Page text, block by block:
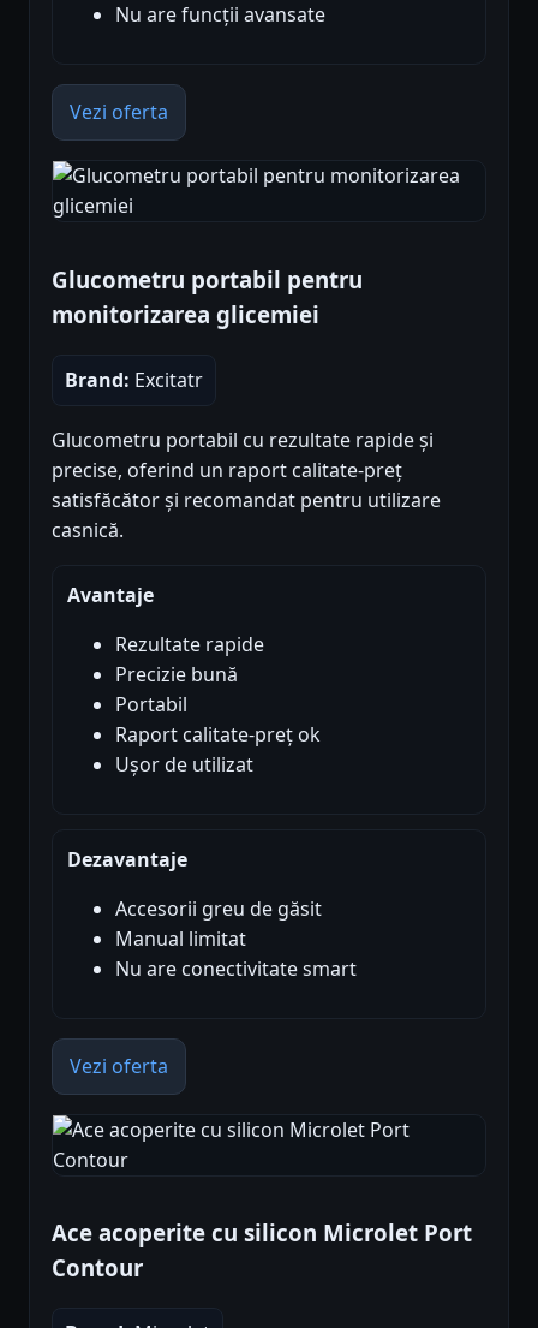
Nu are funcții avansate
Vezi oferta
Glucometru portabil pentru
monitorizarea glicemiei
Brand: Excitatr
Glucometru portabil cu rezultate rapide și
precise, oferind un raport calitate-preț
satisfăcător și recomandat pentru utilizare
casnică.
Avantaje
Rezultate rapide
Precizie bună
Portabil
Raport calitate-preț ok
Ușor de utilizat
Dezavantaje
Accesorii greu de găsit
Manual limitat
Nu are conectivitate smart
Vezi oferta
Ace acoperite cu silicon Microlet Port
Contour